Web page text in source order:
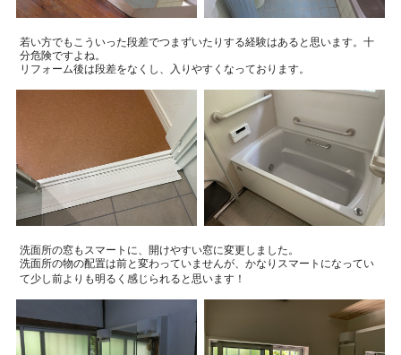
若い方でもこういった段差でつまずいたりする経験はあると思います。 十
分危険ですよね。
リフォーム後は段差をなくし、入りやすくなっております。
洗面所の窓もスマートに、開けやすい窓に変更しました。
洗面所の物の配置は前と変わっていませんが、かなりスマートになってい
て少し前よりも明るく感じられると思います！